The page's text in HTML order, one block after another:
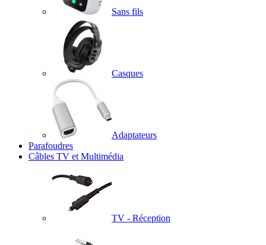
Sans fils
Casques
Adaptateurs
Parafoudres
Câbles TV et Multimédia
TV - Réception